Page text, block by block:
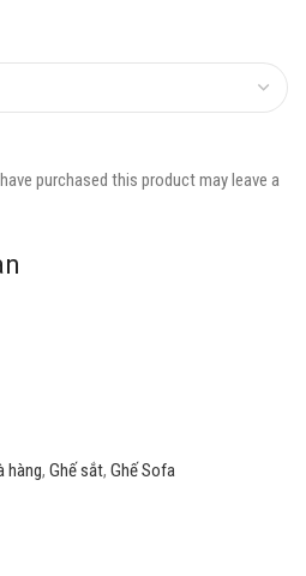
purchased this product may leave a
hàng, Ghế sắt, Ghế Sofa